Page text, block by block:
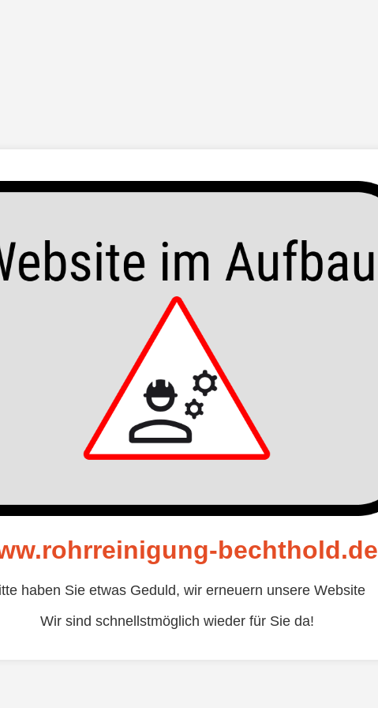
bechthold.de
haben Sie etwas Geduld, wir erneuern unsere Website
Wir sind schnellstmöglich wieder für Sie da!